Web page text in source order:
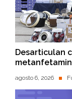
Desarticulan
agosto 6, 2026